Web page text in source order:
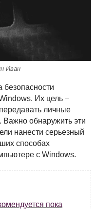
Иван
безопасности
Их цель –
личные
обнаружить эти
нанести серьезный
способах
с Windows.
пока